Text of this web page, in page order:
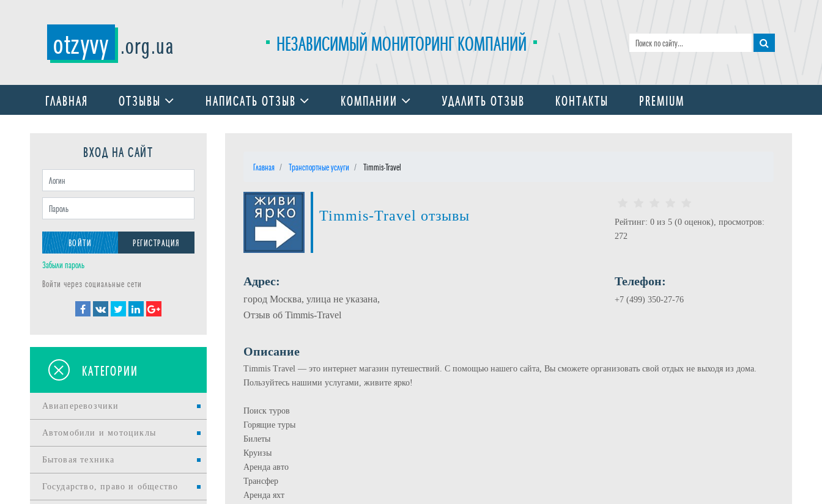
otzyvy .org.ua НЕЗАВИСИМЫЙ МОНИТОРИНГ КОМПАНИЙ
ГЛАВНАЯ ОТЗЫВЫ НАПИСАТЬ ОТЗЫВ КОМПАНИИ УДАЛИТЬ ОТЗЫВ КОНТАКТЫ PREMIUM
ВХОД НА САЙТ
ВОЙТИ
РЕГИСТРАЦИЯ
Забыли пароль
Войти через социальные сети
КАТЕГОРИИ
Авиаперевозчики
Автомобили и мотоциклы
Бытовая техника
Государство, право и общество
Главная Транспортные услуги Timmis-Travel
Timmis-Travel отзывы
Рейтинг: 0 из 5 (0 оценок), просмотров:
272
Адрес:
город Москва, улица не указана,
Отзыв об Timmis-Travel
Телефон:
+7 (499) 350-27-76
Описание
Timmis Travel — это интернет магазин путешествий. С помощью нашего сайта, Вы сможете организовать свой отдых не выходя из дома.
Пользуйтесь нашими услугами, живите ярко!
Поиск туров
Горящие туры
Билеты
Круизы
Аренда авто
Трансфер
Аренда яхт